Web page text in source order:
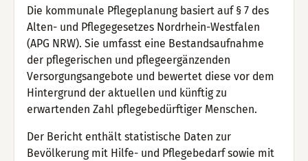
Die kommunale Pflegeplanung basiert auf § 7 des
Alten- und Pflegegesetzes Nordrhein-Westfalen
(APG NRW). Sie umfasst eine Bestandsaufnahme
der pflegerischen und pflegeergänzenden
Versorgungsangebote und bewertet diese vor dem
Hintergrund der aktuellen und künftig zu
erwartenden Zahl pflegebedürftiger Menschen.
Der Bericht enthält statistische Daten zur
Bevölkerung mit Hilfe- und Pflegebedarf sowie mit